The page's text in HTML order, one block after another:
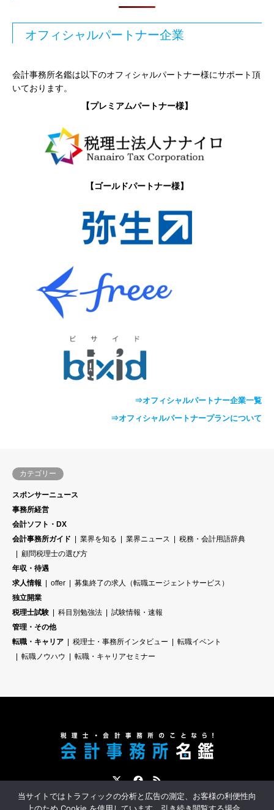
オフィシャルパートナー企業
会計事務所名鑑は以下のオフィシャルパートナー様にサポート頂
いております。
【プレミアムパートナー様】
【ゴールドパートナー様】
⇒オフィシャルパートナー企業一覧
⇒オフィシャルパートナープランについて
カテゴリー
スポンサーニュース
事務所経営
会計ソフト・DX
会計事務所ガイド
業界を知る 業界ニュース
税務・会計用語辞典
顧問税理士の選び方
年収・待遇
求人情報
offer
募集終了の求人（転職エージェントサービス）
独立開業
税理士試験
科目別勉強法
試験情報・速報
管理・その他
転職・キャリア
税理士・事務所インタビュー
転職イベント
転職ノウハウ
転職・キャリアセミナー
TwitterFacebookRSS
会計事務所名鑑とは？ 会計事務所への転職サポート スポンサー募集
当サイトではトラフィックの分析と広告の測定、お客様の利便性向